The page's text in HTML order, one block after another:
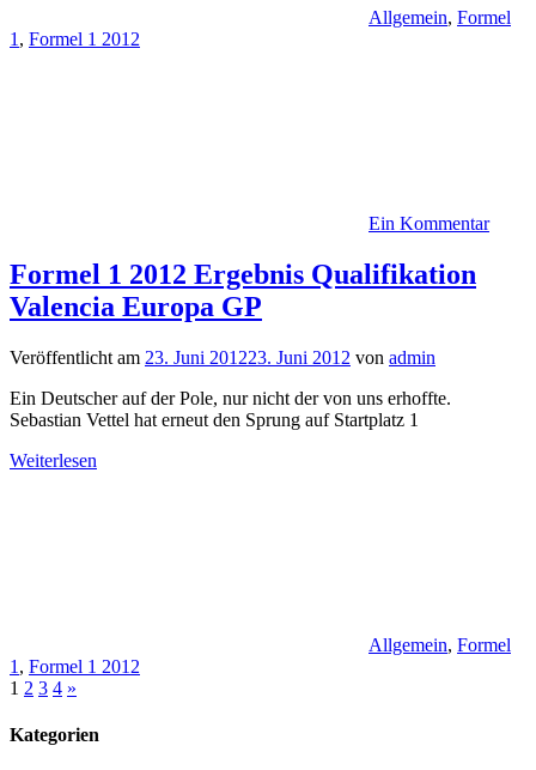
Allgemein, Formel
1 , Formel 1 2012
Ein Kommentar
Formel 1 2012 Ergebnis Qualifikation
Valencia Europa GP
Veröffentlicht am 23. Juni 201223. Juni 2012 von admin
Ein Deutscher auf der Pole, nur nicht der von uns erhoffte.
Sebastian Vettel hat erneut den Sprung auf Startplatz 1
Weiterlesen
Allgemein, Formel
1 , Formel 1 2012
Seitennummerierung
der
1 2 3 4 Nächste
»
Kategorien